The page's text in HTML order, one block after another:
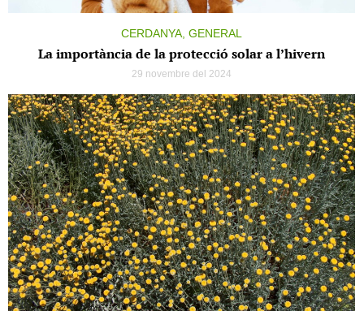
CERDANYA, GENERAL
La importància de la protecció solar a l’hivern
29 novembre del 2024